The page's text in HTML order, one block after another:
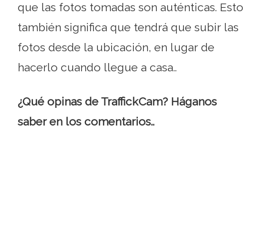
que las fotos tomadas son auténticas. Esto
también significa que tendrá que subir las
fotos desde la ubicación, en lugar de
hacerlo cuando llegue a casa..
¿Qué opinas de TraffickCam? Háganos
saber en los comentarios..